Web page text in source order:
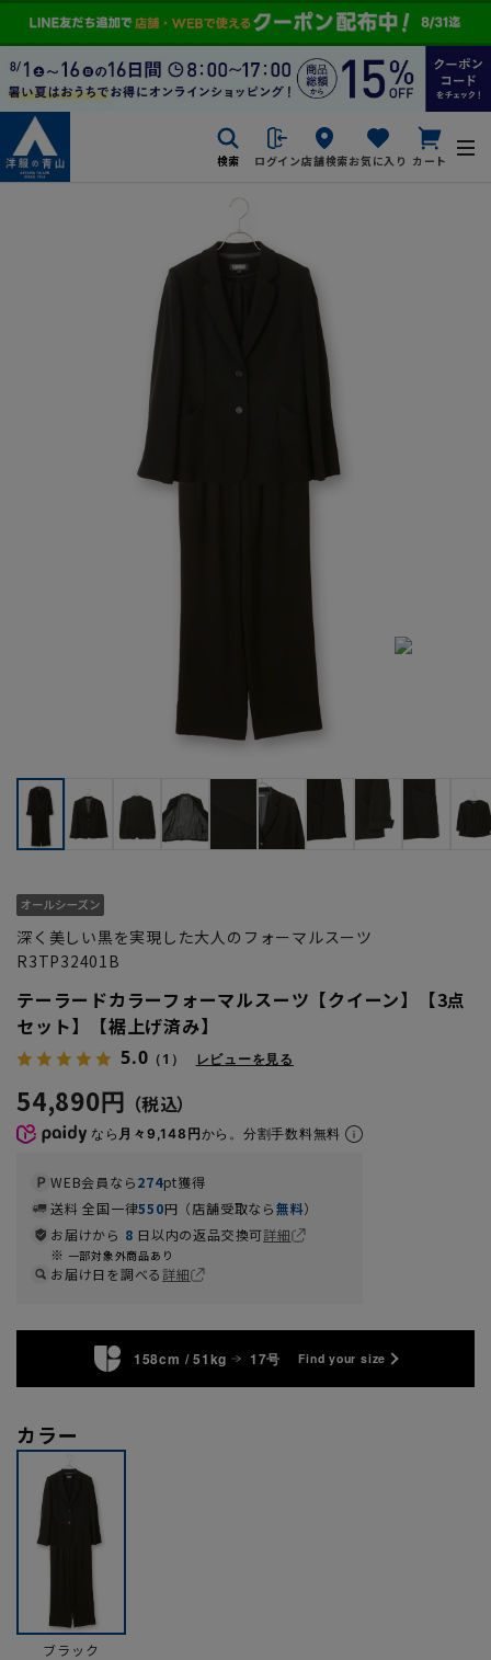
検索 ログイン店舗検索お気に入り カート
深く美しい黒を実現した大人のフォーマルスーツ
R3TP32401B
テーラードカラーフォーマルスーツ【クイーン】【3点
セット】【裾上げ済み】
5.0 （1） レビューを見る
54,890円
なら 月々9,148円から。分割手数料無料
WEB会員なら274pt獲得
送料 全国一律550円（店舗受取なら無料）
お届けから 8 日以内の返品交換可詳細
一部対象外商品あり
お届け日を調べる詳細
158cm / 51kg 17号 Find your size
カラー
ブラック